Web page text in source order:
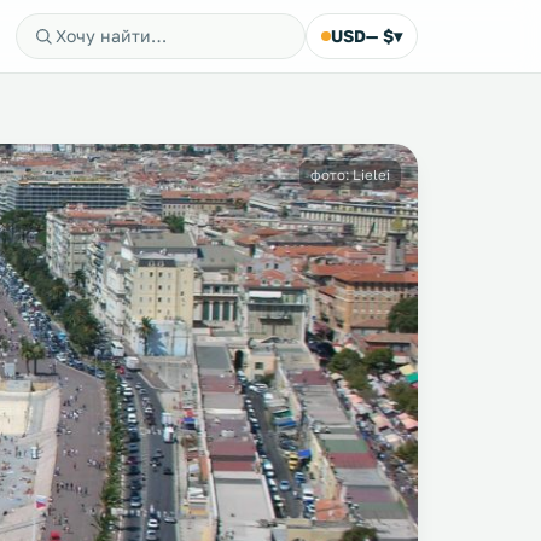
USD— $▾
фото: Lielei